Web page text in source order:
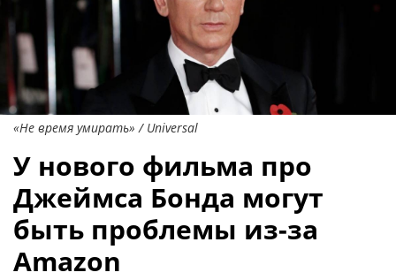
«Не время умирать» / Universal
У нового фильма про
Джеймса Бонда могут
быть проблемы из-за
Amazon